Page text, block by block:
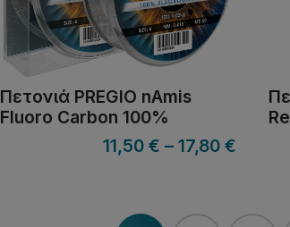
Πετονιά PREGIO nAmis
Fluoro Carbon 100%
11,50 € – 17,80 €